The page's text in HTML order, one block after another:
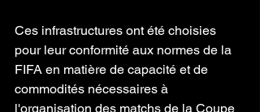
Ces infrastructures ont été choisies
pour leur conformité aux normes de la
FIFA en matière de capacité et de
commodités nécessaires à
l'organisation des matchs de la Coupe